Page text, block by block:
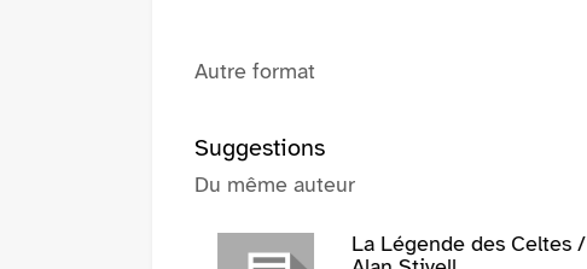
Autre format
Suggestions
Du même auteur
La Légende des Celtes /